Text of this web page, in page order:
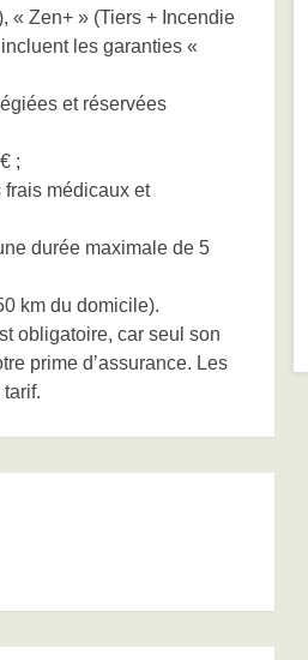
« Zen+ » (Tiers + Incendie
les garanties «
et réservées
;
médicaux et
durée maximale de 5
km du domicile).
obligatoire, car seul son
prime d’assurance. Les